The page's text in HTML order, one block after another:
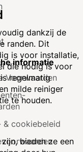
dankzij de
randen. Dit
is voor installatie,
die nodig is voor
regelmatig
milde reiniger
te houden.
bieden ze een
informatie
Voorwaarden
& cookiebeleid